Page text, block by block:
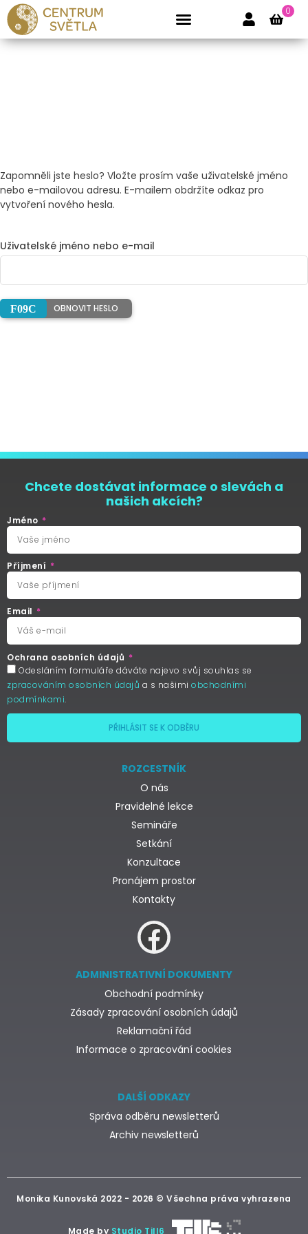
0
Zapomněli jste heslo? Vložte prosím vaše uživatelské jméno
nebo e-mailovou adresu. E-mailem obdržíte odkaz pro
vytvoření nového hesla.
Uživatelské jméno nebo e-mail
OBNOVIT HESLO
Chcete dostávat informace o slevách a
našich akcích?
Jméno
Příjmení
Email
Ochrana osobních údajů
Odesláním formuláře dáváte najevo svůj souhlas se
zpracováním osobních údajů a s našimi obchodními
podmínkami.
PŘIHLÁSIT SE K ODBĚRU
ROZCESTNÍK
O nás
Pravidelné lekce
Semináře
Setkání
Konzultace
Pronájem prostor
Kontakty
ADMINISTRATIVNÍ DOKUMENTY
Obchodní podmínky
Zásady zpracování osobních údajů
Reklamační řád
Informace o zpracování cookies
DALŠÍ ODKAZY
Správa odběru newsletterů
Archiv newsletterů
Monika Kunovská 2022 - 2026 © Všechna práva vyhrazena
Made by Studio Till6